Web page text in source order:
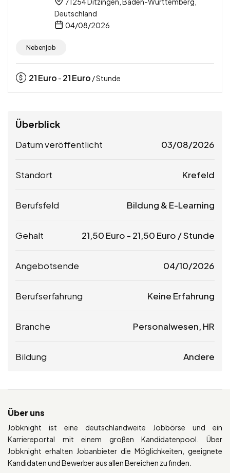
Deutschland
04/08/2026
Nebenjob
21Euro - 21Euro / Stunde
Überblick
Datum veröffentlicht 03/08/2026
Standort Krefeld
Berufsfeld Bildung & E-Learning
Gehalt 21,50 Euro - 21,50 Euro / Stunde
Angebotsende 04/10/2026
Berufserfahrung Keine Erfahrung
Branche Personalwesen, HR
Bildung Andere
Über uns
Jobknight ist eine deutschlandweite Jobbörse und ein
Karriereportal mit einem großen Kandidatenpool. Über
Jobknight erhalten Jobanbieter die Möglichkeiten, geeignete
Kandidaten und Bewerber aus allen Bereichen zu finden.